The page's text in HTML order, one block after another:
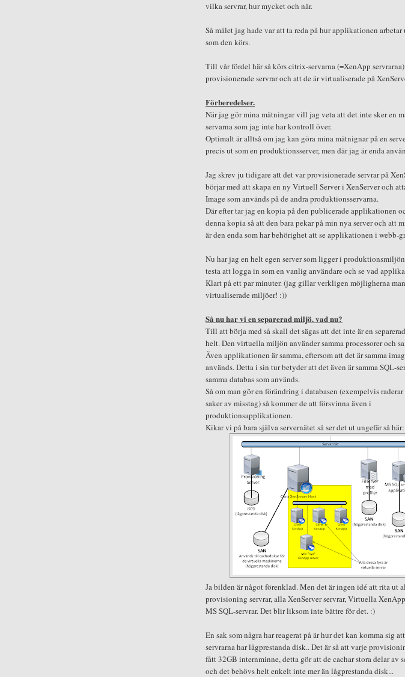
vilka servrar, hur mycket och när.
Så målet jag hade var att ta reda på hur applikationen arbetar
som den körs.
Till vår fördel här så körs citrix-servarna (=XenApp
provisionerade servrar och att de är virtualiserade på
Förberedelser.
När jag gör mina mätningar vill jag veta att det inte sker en
servarna som jag inte har kontroll över.
Optimalt är alltså om jag kan göra mina mätnignar på en
precis ut som en produktionsserver, men där jag är enda
Jag skrev ju tidigare att det var provisionerade servrar på
börjar med att skapa en ny Virtuell Server i XenServer och
Image som används på de andra produktionsservarna.
Där efter tar jag en kopia på den publicerade applikationen
denna kopia så att den bara pekar på min nya server och att
är den enda som har behörighet att se applikationen i webb-
Nu har jag en helt egen server som ligger i
testa att logga in som en vanlig användare och se vad
Klart på ett par minuter. (jag gillar verkligen möjligherna
virtualiserade miljöer! :))
Så nu har vi en separerad miljö. vad nu?
Till att börja med så skall det sägas att det inte är en
helt. Den virtuella miljön använder samma processorer och
Även applikationen är samma, eftersom att det är samma
används. Detta i sin tur betyder att det även är samma SQL-
samma databas som används.
Så om man gör en förändring i databasen (exempelvis raderar
saker av misstag) så kommer de att försvinna även i
produktionsapplikationen.
Kikar vi på bara själva servernätet så ser det ut ungefär så här:
Ja bilden är något förenklad. Men det är ingen idé att rita ut
provisioning servrar, alla XenServer servrar, Virtuella
MS SQL-servrar. Det blir liksom inte bättre för det. :)
En sak som några har reagerat på är hur det kan komma sig
servrarna har lågprestanda disk.. Det är så att varje
fått 32GB internminne, detta gör att de cachar stora delar av
och det behövs helt enkelt inte mer än lågprestanda disk...